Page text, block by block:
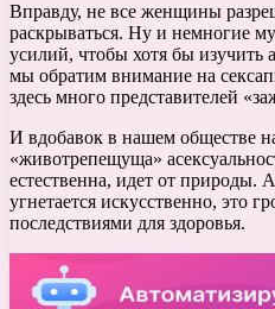
Вправду, не все женщины
раскрываться. Ну и немногие
усилий, чтобы хотя бы изучить
мы обратим внимание на
здесь много представителей
И вдобавок в нашем обществе
«животрепещуща»
естественна, идет от природы.
угнетается искусственно, это
последствиями для здоровья.